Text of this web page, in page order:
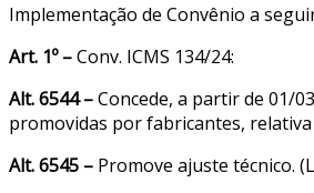
Implementação de Convênio a
Art. 1º –Conv. ICMS 134/24:
Alt. 6544 –Concede, a partir de 01/
promovidas por fabricantes,
Alt. 6545 – Promove ajuste técnico.